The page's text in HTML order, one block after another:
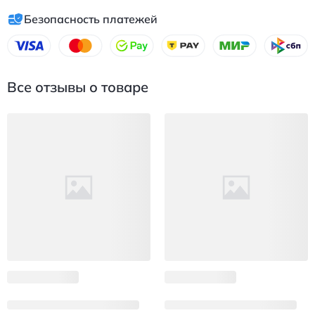
Безопасность платежей
Все отзывы о товаре